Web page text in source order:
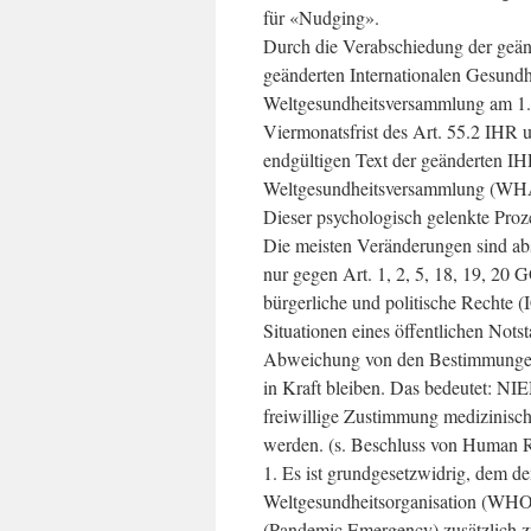
für «Nudging».
Durch die Verabschiedung der
geänderten Internationalen
Weltgesundheitsversammlung am
Viermonatsfrist des Art. 55.2 IHR
endgültigen Text der geänderten
Weltgesundheitsversammlung
Dieser psychologisch gelenkte
Die meisten Veränderungen sind
nur gegen Art. 1, 2, 5, 18, 19, 20
bürgerliche und politische Rechte
Situationen eines öffentlichen
Abweichung von den
in Kraft bleiben. Das bedeutet:
freiwillige Zustimmung
werden. (s. Beschluss von Human
1. Es ist grundgesetzwidrig, dem
Weltgesundheitsorganisation